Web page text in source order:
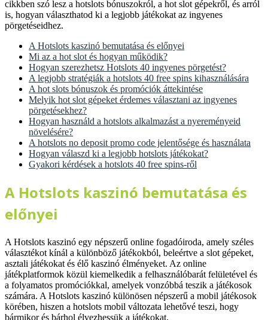
cikkben szó lesz a hotslots bónuszokról, a hot slot gépekről, és arról
is, hogyan választhatod ki a legjobb játékokat az ingyenes
pörgetéseidhez.
A Hotslots kaszinó bemutatása és előnyei
Mi az a hot slot és hogyan működik?
Hogyan szerezhetsz Hotslots 40 ingyenes pörgetést?
A legjobb stratégiák a hotslots 40 free spins kihasználására
A hot slots bónuszok és promóciók áttekintése
Melyik hot slot gépeket érdemes választani az ingyenes
pörgetésekhez?
Hogyan használd a hotslots alkalmazást a nyereményeid
növelésére?
A hotslots no deposit promo code jelentősége és használata
Hogyan válaszd ki a legjobb hotslots játékokat?
Gyakori kérdések a hotslots 40 free spins-ről
A Hotslots kaszinó bemutatása és
előnyei
A Hotslots kaszinó egy népszerű online fogadóiroda, amely széles
választékot kínál a különböző játékokból, beleértve a slot gépeket,
asztali játékokat és élő kaszinó élményeket. Az online
játékplatformok közül kiemelkedik a felhasználóbarát felületével és
a folyamatos promóciókkal, amelyek vonzóbbá teszik a játékosok
számára. A Hotslots kaszinó különösen népszerű a mobil játékosok
körében, hiszen a hotslots mobil változata lehetővé teszi, hogy
bármikor és bárhol élvezhessük a játékokat.